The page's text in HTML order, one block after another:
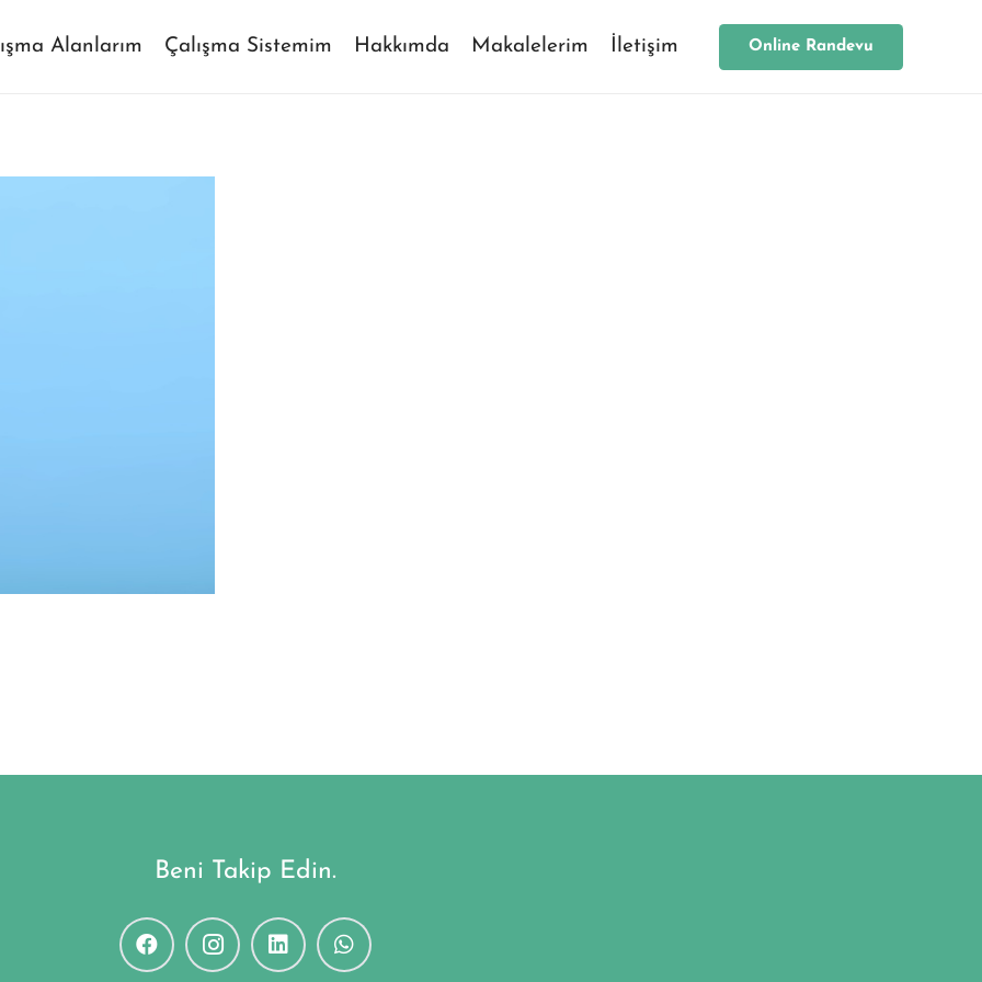
Alanlarım Çalışma Sistemim Hakkımda Makalelerim İletişim Online Randevu
Beni Takip Edin.